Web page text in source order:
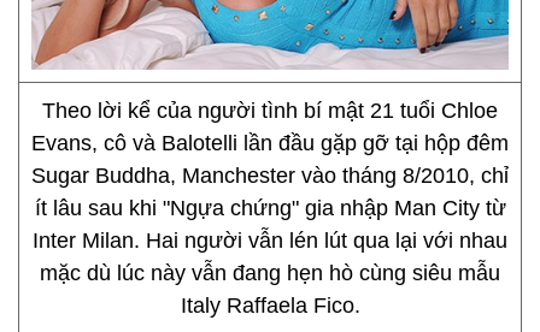
Theo lời kể của người tình bí mật 21 tuổi Chloe
Evans, cô và Balotelli lần đầu gặp gỡ tại hộp đêm
Sugar Buddha, Manchester vào tháng 8/2010, chỉ
ít lâu sau khi "Ngựa chứng" gia nhập Man City từ
Inter Milan. Hai người vẫn lén lút qua lại với nhau
mặc dù lúc này vẫn đang hẹn hò cùng siêu mẫu
Italy Raffaela Fico.